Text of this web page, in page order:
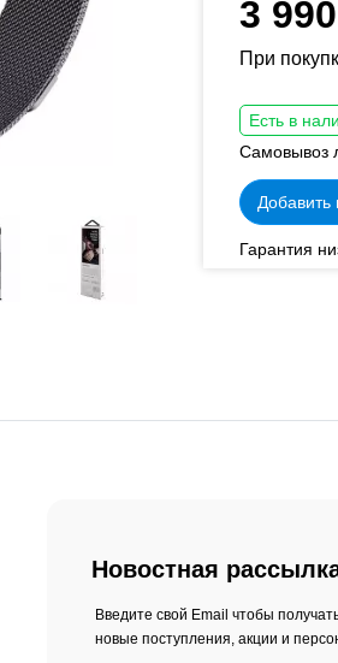
3 990
При
Есть в
Самовывоз
Добавить
Гарантия
Новостная
Введите свой Email чтобы
новые поступления, акции и